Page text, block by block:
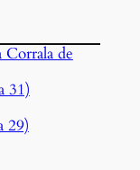
Corrala de
31)
29)